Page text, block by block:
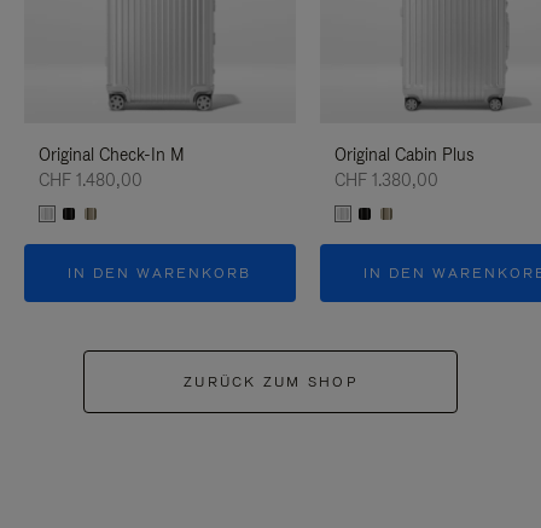
Original Check-In M
CHF 1.480,00
IN DEN WARENKORB
Original Cabin Plus
CHF 1.380,00
IN DEN
ZURÜCK ZUM SHOP